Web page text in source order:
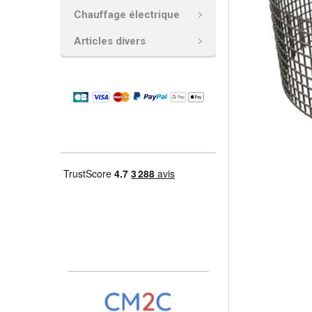
Chauffage électrique
Articles divers
AJOUTER
LA
SÉLECTION
AU PANIER